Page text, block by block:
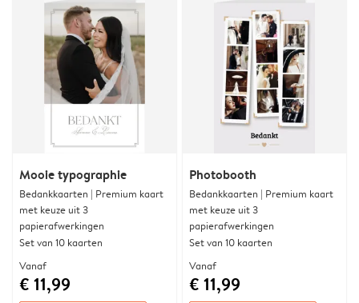
Mooie typographie
Bedankkaarten | Premium kaart
met keuze uit 3
papierafwerkingen
Set van 10 kaarten
Vanaf
€ 11,99
Photobooth
Bedankkaarten | Premium kaart
met keuze uit 3
papierafwerkingen
Set van 10 kaarten
Vanaf
€ 11,99